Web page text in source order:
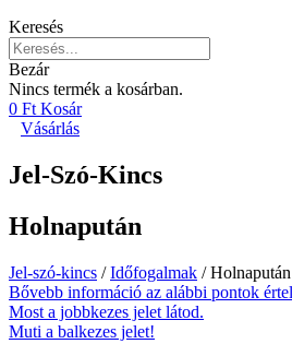
Keresés
Bezár
Nincs termék a kosárban.
0 Ft Kosár
Vásárlás
Jel-Szó-Kincs
Holnapután
Jel-szó-kincs /Időfogalmak / Holnapután
Bővebb információ az alábbi pontok
Most a jobbkezes jelet látod.
Muti a balkezes jelet!